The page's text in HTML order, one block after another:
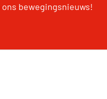
bewegingsnieuws!